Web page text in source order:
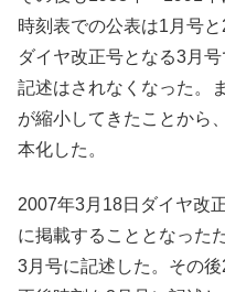
時刻表での公表は1月号
ダイヤ改正号となる3月
記述はされなくなった。
が縮小してきたことから
本化した。
2007年3月18日ダイヤ改
に掲載することとなった
3月号に記述した。その